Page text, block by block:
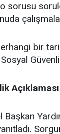
sorusu
bir
Açıklaması